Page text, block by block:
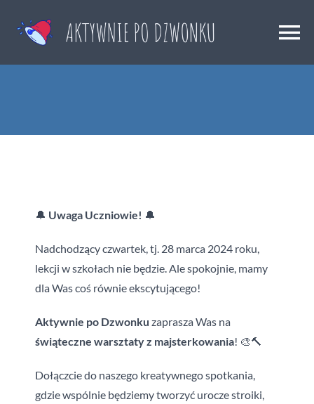
content
Aktualności
Półkolonie 2026
Grafik
Zajęcia dodatkowe
🔔 Uwaga Uczniowie! 🔔
Nadchodzący czwartek, tj. 28 marca 2024 roku,
lekcji w szkołach nie będzie. Ale spokojnie, mamy
dla Was coś równie ekscytującego!
Aktywnie po Dzwonku zaprasza Was na
świąteczne warsztaty z majsterkowania! 🎨🔨
Dołączcie do naszego kreatywnego spotkania,
gdzie wspólnie będziemy tworzyć urocze stroiki,